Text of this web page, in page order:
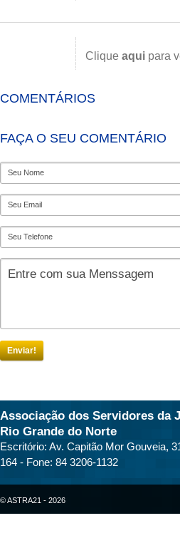
Clique aqui para
COMENTÁRIOS
FAÇA O SEU COMENTÁRIO
Enviar!
Associação dos Servidores da
Rio Grande do Norte
Escritório: Av. Capitão Mor Gouveia,
164 - Fone: 84 3206-1132
© ASTRA21 - 2026